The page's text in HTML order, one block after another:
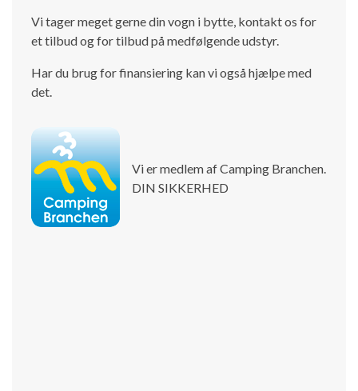
Vi tager meget gerne din vogn i bytte, kontakt os for
et tilbud og for tilbud på medfølgende udstyr.
Har du brug for finansiering kan vi også hjælpe med
det.
Vi er medlem af Camping Branchen.
DIN SIKKERHED